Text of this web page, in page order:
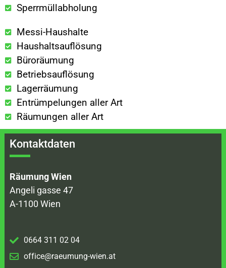
Sperrmüllabholung
Messi-Haushalte
Haushaltsauflösung
Büroräumung
Betriebsauflösung
Lagerräumung
Entrümpelungen aller Art
Räumungen aller Art
Kontaktdaten
Räumung Wien
Angeli gasse 47
A-1100 Wien
0664 311 02 04
office@raeumung-wien.at